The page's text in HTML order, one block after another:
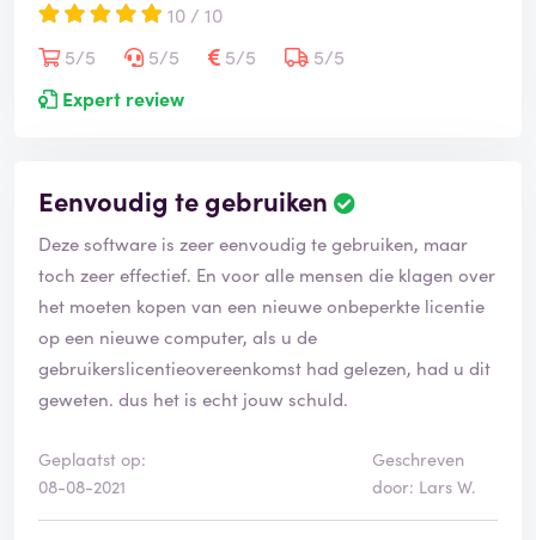
10 / 10
5/5
5/5 5/5
5/5
Expert review
Eenvoudig te gebruiken
Deze software is zeer eenvoudig te gebruiken, maar
toch zeer effectief. En voor alle mensen die klagen over
het moeten kopen van een nieuwe onbeperkte licentie
op een nieuwe computer, als u de
gebruikerslicentieovereenkomst had gelezen, had u dit
geweten. dus het is echt jouw schuld.
Geplaatst op:
08-08-2021
Geschreven
door: Lars W.